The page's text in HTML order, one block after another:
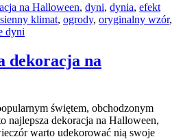
na Halloween, dyni, dynia, efekt
klimat, ogrody, oryginalny wzór,
dyni
dekoracja na
świętem, obchodzonym
najlepsza dekoracja na Halloween,
warto udekorować nią swoje